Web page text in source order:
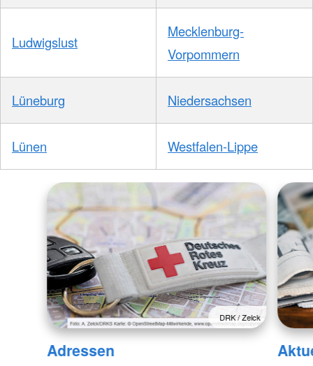
Ludwigslust
Mecklenburg-
Vorpommern
Lüneburg Niedersachsen
Lünen Westfalen-Lippe
DRK / Zelck
Adressen